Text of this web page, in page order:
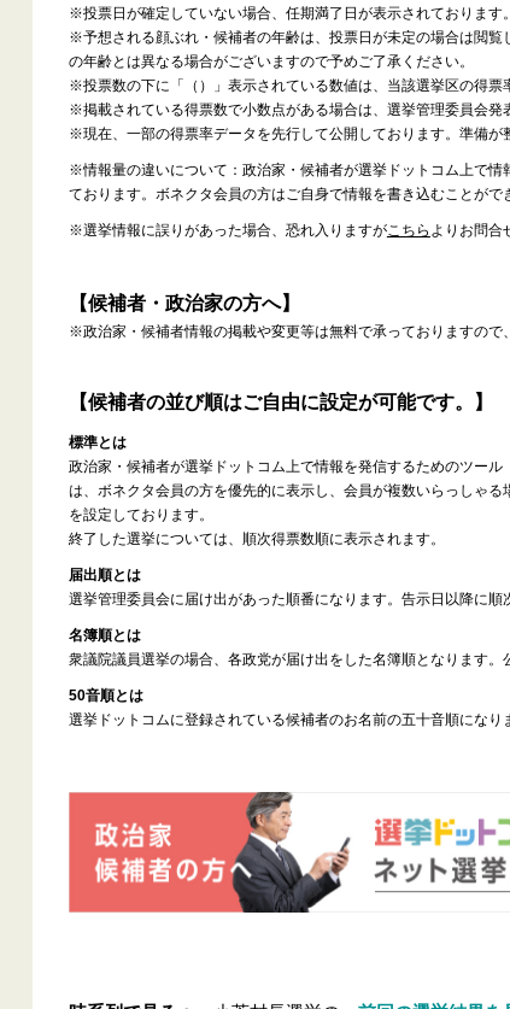
※投票日が確定していない場合、任期満了日が表示されております
※予想される顔ぶれ・候補者の年齢は、投票日が未定の場合は閲
の年齢とは異なる場合がございますので予めご了承ください。
※投票数の下に「（）」表示されている数値は、当該選挙区の得票
※掲載されている得票数で小数点がある場合は、選挙管理委員会発
※現在、一部の得票率データを先行して公開しております。準備が
※情報量の違いについて：政治家・候補者が選挙ドットコム上で情
ております。ボネクタ会員の方はご自身で情報を書き込むことがで
※選挙情報に誤りがあった場合、恐れ入りますがこちら よりお問合
【候補者・政治家の方へ】
※政治家・候補者情報の掲載や変更等は無料で承っておりますので、
【候補者の並び順はご自由に設定が可能です。】
標準とは
政治家・候補者が選挙ドットコム上で情報を発信するためのツー
は、ボネクタ会員の方を優先的に表示し、会員が複数いらっしゃ
を設定しております。
終了した選挙については、順次得票数順に表示されます。
届出順とは
選挙管理委員会に届け出があった順番になります。告示日以降に順
名簿順とは
衆議院議員選挙の場合、各政党が届け出をした名簿順となります。
50音順とは
選挙ドットコムに登録されている候補者のお名前の五十音順になり